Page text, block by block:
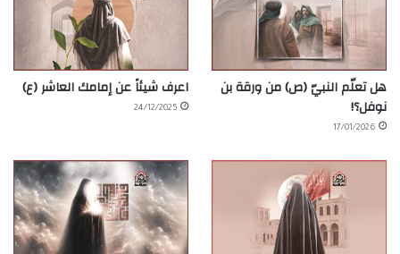
هل تعلّم النبيّ (ص) من ورقة بن
نوفل؟!
17/01/2026
اعرف شيئاً عن إمامك العاشر (ع)
24/12/2025